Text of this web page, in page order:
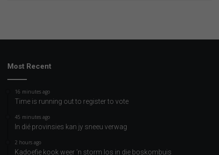
Most Recent
16 minutes ago
Time is running out to register to vote
45 minutes ago
In dié provinsies kan jy sneeu verwag
2 hours ago
Kadoefie kook weer ‘n storm los in die boskombuis